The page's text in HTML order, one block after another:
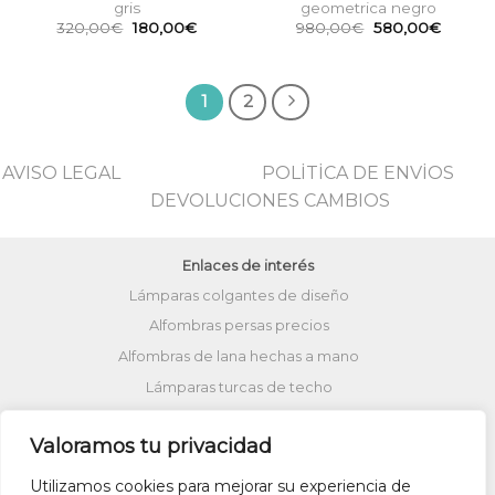
Valoramos tu privacidad
Utilizamos cookies para mejorar su experiencia de
gris
320,00€ El
precio
320,00€.
180,00€El
180,00€.
geometrica negro
980,00€ El
precio
580,00€El
1 2
AVISO LEGAL
POLİTİCA DE ENVİOS
DEVOLUCIONES CAMBIOS
Enlaces de interés
Lámparas colgantes de diseño
Alfombras persas precios
Alfombras de lana hechas a mano
Lámparas turcas de techo
Alfombras turcas precios
Alfombras patchwork vintage